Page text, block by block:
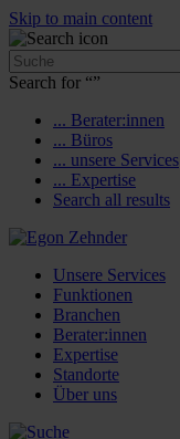
Skip to main content
Search for “”
... Berater:innen
... Büros
... unsere Services
... Expertise
Search all results
Unsere Services
Funktionen
Branchen
Berater:innen
Expertise
Standorte
Über uns